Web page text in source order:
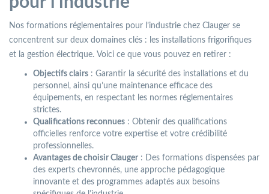
Nos formations réglementaires pour l’industrie chez Clauger se
concentrent sur deux domaines clés : les installations frigorifiques
et la gestion électrique. Voici ce que vous pouvez en retirer :
Objectifs clairs : Garantir la sécurité des installations et du
personnel, ainsi qu’une maintenance efficace des
équipements, en respectant les normes réglementaires
strictes.
Qualifications reconnues : Obtenir des qualifications
officielles renforce votre expertise et votre crédibilité
professionnelles.
Avantages de choisir Clauger : Des formations dispensées par
des experts chevronnés, une approche pédagogique
innovante et des programmes adaptés aux besoins